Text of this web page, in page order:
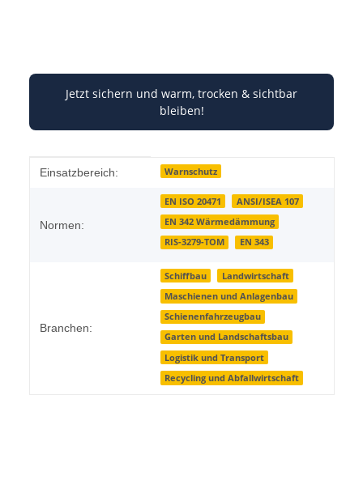
Jetzt sichern und warm, trocken & sichtbar
bleiben!
Produkteigenschaft
Wert
Einsatzbereich: Warnschutz
Normen:
EN ISO 20471
ANSI/ISEA 107
EN 342 Wärmedämmung
RIS-3279-TOM
EN 343
Branchen:
Schiffbau
Landwirtschaft
Maschienen und Anlagenbau
Schienenfahrzeugbau
Garten und Landschaftsbau
Logistik und Transport
Recycling und Abfallwirtschaft